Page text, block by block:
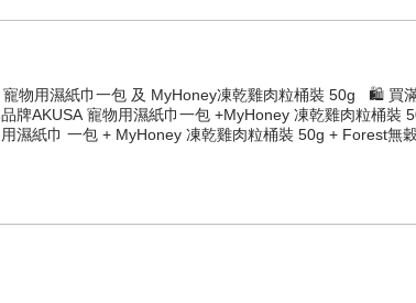
物用濕紙巾一包 及 MyHoney凍乾雞肉粒桶裝 50g 🛍 買
紙巾 一包 + MyHoney 凍乾雞肉粒桶裝 50g + Forest無穀
粒 170g 買二送一 小編表示：以上所有優惠只要參與到，
號至10月31號 LegoPet 樂高寵物全部門市同網店一齊大
後，毛髮仲係唔係咁靚。有以下糧食推薦 Addiction 貓狗